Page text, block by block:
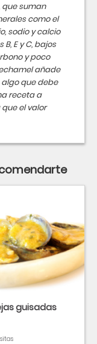
que suman
como el
sodio y calcio
E y C, bajos
y poco
añade
que debe
receta a
el valor
guisadas